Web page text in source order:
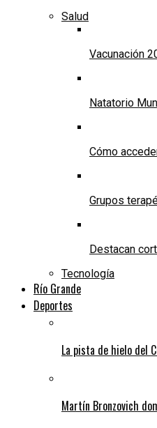
Salud
Vacunación
Natatorio
Cómo
Grupos
Destacan
Tecnología
Río Grande
Deportes
La pista de hielo del
Martín Bronzovich